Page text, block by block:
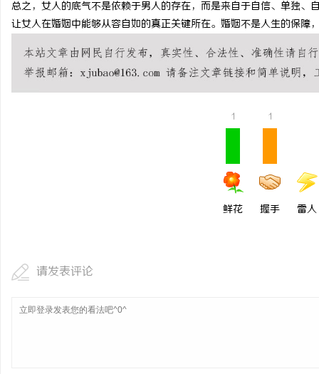
总之，女人的底气不是依赖于男人的存在，而是来自于自信、单独
让女人在婚姻中能够从容自如的真正关键所在。婚姻不是人生的保障
1
鲜花
1
握手 雷人
请发表评论